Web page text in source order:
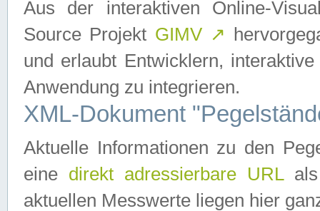
Aus der interaktiven Online-
Source Projekt GIMV ↗
und erlaubt Entwicklern,
Anwendung zu integrieren.
XML-Dokument
Aktuelle Informationen zu den
eine direkt adressierbare URLals
aktuellen Messwerte liegen hier